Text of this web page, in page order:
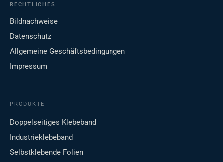
RECHTLICHES
Bildnachweise
Datenschutz
Allgemeine Geschäftsbedingungen
Impressum
PRODUKTE
Doppelseitiges Klebeband
Industrieklebeband
Selbstklebende Folien